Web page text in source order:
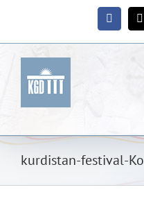
X
kurdistan-festival-